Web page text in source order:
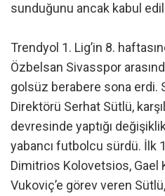
sunduğunu ancak kabul
Trendyol 1. Lig’in 8.
Özbelsan Sivasspor
golsüz berabere sona erdi.
Direktörü Serhat Sütlü,
devresinde yaptığı
yabancı futbolcu sürdü. İlk
Dimitrios Kolovetsios, Gael
Vukoviç’e görev veren